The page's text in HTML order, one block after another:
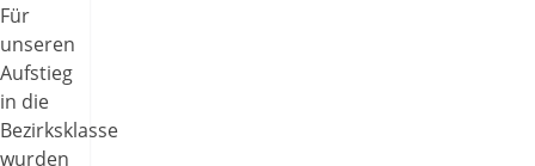
Für
unseren
Aufstieg
in die
Bezirksklasse
wurden